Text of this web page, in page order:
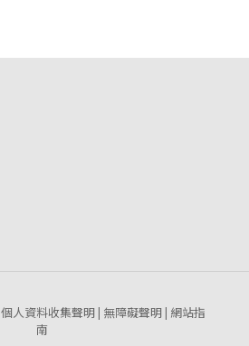
個人資料收集聲明| 無障礙聲明| 網站指
南